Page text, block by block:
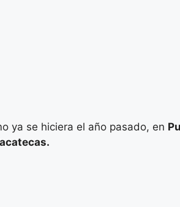
ya se hiciera el año pasado, en